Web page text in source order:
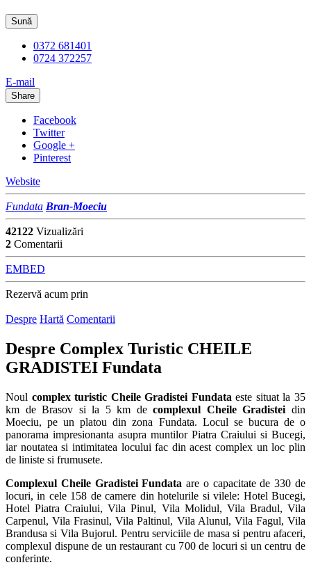
Sună
0372 681401
0724 372257
E-mail
Share
Facebook
Twitter
Google +
Pinterest
Website
Fundata Bran-Moeciu
42122 Vizualizări
2 Comentarii
EMBED
Rezervă acum prin
Despre Hartă Comentarii
Despre Complex Turistic CHEILE
GRADISTEI Fundata
Noul complex turistic Cheile Gradistei Fundata este situat la 35
km de Brasov si la 5 km decomplexul Cheile Gradistei din
Moeciu, pe un platou din zona Fundata. Locul se bucura de o
panorama impresionanta asupra muntilor Piatra Craiului si Bucegi,
iar noutatea si intimitatea locului fac din acest complex un loc plin
de liniste si frumusete.
Complexul Cheile Gradistei Fundata are o capacitate de 330 de
locuri, in cele 158 de camere din hotelurile si vilele: Hotel Bucegi,
Hotel Piatra Craiului, Vila Pinul, Vila Molidul, Vila Bradul, Vila
Carpenul, Vila Frasinul, Vila Paltinul, Vila Alunul, Vila Fagul, Vila
Brandusa si Vila Bujorul. Pentru serviciile de masa si pentru afaceri,
complexul dispune de un restaurant cu 700 de locuri si un centru de
conferinte.